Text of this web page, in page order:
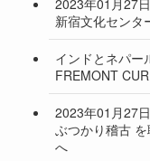
新宿文化センタ
インドとネパー
FREMONT
2023年01月27
ぶつかり稽古
へ